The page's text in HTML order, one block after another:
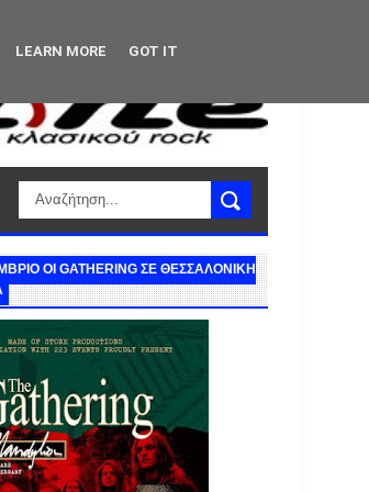
ΟΙ GATHERING ΣΕ ΘΕΣΣΑΛΟΝΙΚΗ
LEARN MORE GOT IT